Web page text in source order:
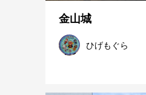
金山城
ひげもぐら